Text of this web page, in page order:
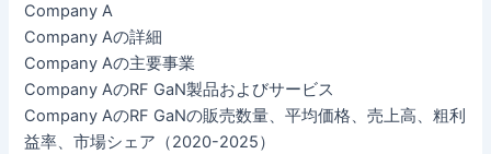
Company A
Company Aの詳細
Company Aの主要事業
Company AのRF GaN製品およびサービス
Company AのRF GaNの販売数量、平均価格、売上高、粗利
益率、市場シェア（2020-2025）